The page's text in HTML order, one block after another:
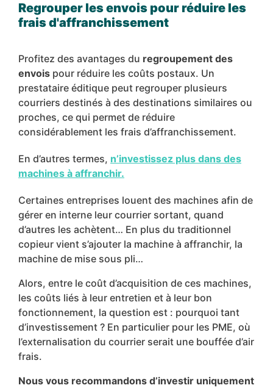
Regrouper les envois pour réduire les
frais d'affranchissement
Profitez des avantages du regroupement des
envois pour réduire les coûts postaux. Un
prestataire éditique peut regrouper plusieurs
courriers destinés à des destinations similaires ou
proches, ce qui permet de réduire
considérablement les frais d’affranchissement.
En d’autres termes, n’investissez plus dans des
machines à affranchir.
Certaines entreprises louent des machines afin de
gérer en interne leur courrier sortant, quand
d’autres les achètent… En plus du traditionnel
copieur vient s’ajouter la machine à affranchir, la
machine de mise sous pli…
Alors, entre le coût d’acquisition de ces machines,
les coûts liés à leur entretien et à leur bon
fonctionnement, la question est : pourquoi tant
d’investissement ? En particulier pour les PME, où
l’externalisation du courrier serait une bouffée d’air
frais.
Nous vous recommandons d’investir uniquement